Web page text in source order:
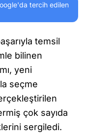
tercih edilen
temsil
bilinen
yeni
seçme
çok sayıda
sergiledi.